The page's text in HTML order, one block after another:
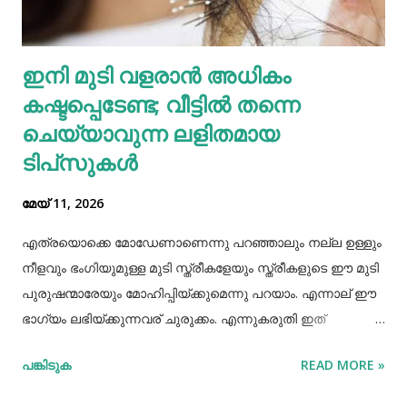
കഴിക്കുന്നത് ചില രോഗങ്ങൾ തടയാൻ സഹായിക്കുന്നു. റാഗി...
എല്ലാത്തരം തിനയും പോഷകസമൃദ്ധമാണെങ്കിലും, റാഗിക്ക്
ചില പ്രത്യേക ഗുണങ്ങളുണ്ട്. റാഗി ഗ്ലൂറ്റൻ രഹിതവും
പ്രോട്ടീനാൽ സമ്പുഷ്ടവുമാണ്. മറ്റ് തിനകളേക്കാൾ കൂടുതൽ
കാൽസ്യ...
ഇനി മുടി വളരാൻ അധികം
കഷ്ടപ്പെടേണ്ട; വീട്ടിൽ തന്നെ
ചെയ്യാവുന്ന ലളിതമായ
ടിപ്‌സുകൾ
മേയ് 11, 2026
എത്രയൊക്കെ മോഡേണാണെന്നു പറഞ്ഞാലും നല്ല ഉള്ളും
നീളവും ഭംഗിയുമുള്ള മുടി സ്ത്രീകളേയും സ്ത്രീകളുടെ ഈ മുടി
പുരുഷന്മാരേയും മോഹിപ്പിയ്ക്കുമെന്നു പറയാം. എന്നാല് ഈ
ഭാഗ്യം ലഭിയ്ക്കുന്നവര് ചുരുക്കം. എന്നുകരുതി ഇത്
സഹായിക്കുന്ന ചില വഴികളെക്കുറിച്ചറിയൂ,മുടി വളര്‍ച്ചയ്ക്ക്
പങ്കിടുക READ MORE »